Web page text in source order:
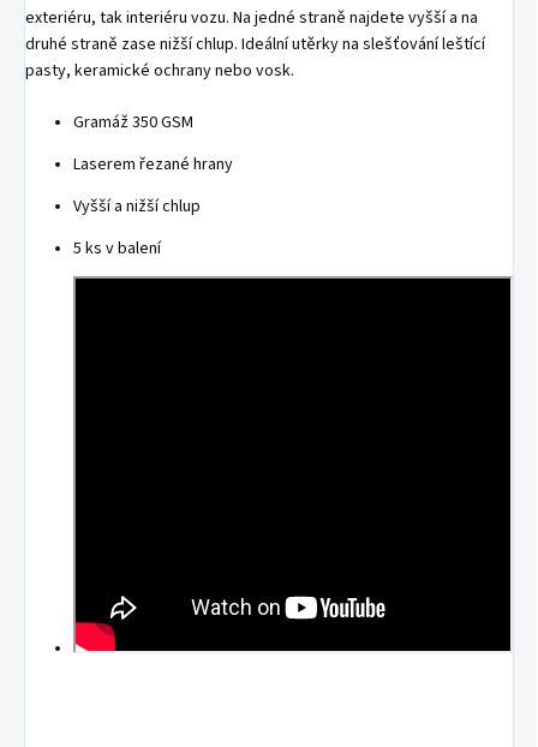
exteriéru, tak interiéru vozu. Na jedné straně najdete vyšší a na
druhé straně zase nižší chlup. Ideální utěrky na slešťování leštící
pasty, keramické ochrany nebo vosk.
Gramáž 350 GSM
Laserem řezané hrany
Vyšší a nižší chlup
5 ks v balení